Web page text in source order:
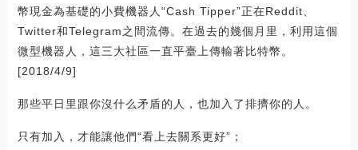
幣現金為基礎的小費機器人“Cash Tipper”正在Reddit、
Twitter和Telegram之間流傳。在過去的幾個月里，利用這個
微型機器人，這三大社區一直平臺上傳輸著比特幣。
[2018/4/9]
那些平日里跟你沒什么矛盾的人，也加入了排擠你的人。
只有加入，才能讓他們“看上去關系更好”；